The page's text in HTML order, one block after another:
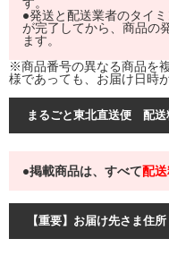
●発送と配送業者のタイ
が完了してから、商品の
ます。
※商品番号の異なる商品を
様であっても、お届け日時
まるごと東北直送便 配送
●掲載商品は、すべて配
【重要】お届け先さま住